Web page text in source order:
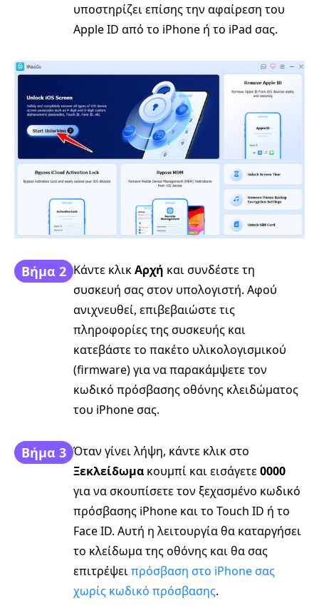
υποστηρίζει επίσης την αφαίρεση του
Apple ID από το iPhone ή το iPad σας.
Βήμα 2 Κάντε κλικΑρχή και συνδέστε τη
συσκευή σας στον υπολογιστή. Αφού
ανιχνευθεί, επιβεβαιώστε τις
πληροφορίες της συσκευής και
κατεβάστε το πακέτο υλικολογισμικού
(firmware) για να παρακάμψετε τον
κωδικό πρόσβασης οθόνης κλειδώματος
του iPhone σας.
Βήμα 3 Όταν γίνει λήψη, κάντε κλικ στο
Ξεκλείδωμα κουμπί και εισάγετε0000
για να σκουπίσετε τον ξεχασμένο κωδικό
πρόσβασης iPhone και το Touch ID ή το
Face ID. Αυτή η λειτουργία θα καταργήσει
το κλείδωμα της οθόνης και θα σας
επιτρέψειπρόσβαση στο iPhone σας
χωρίς κωδικό πρόσβασης.